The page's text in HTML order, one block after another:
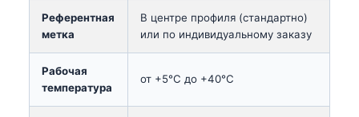
Референтная
метка
В центре профиля (стандартно)
или по индивидуальному заказу
Рабочая
температура
от +5°C до +40°C